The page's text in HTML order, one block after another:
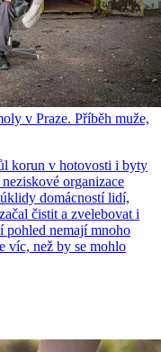
v Praze. Příběh muže,
korun v hotovosti i byty
organizace
domácností lidí,
čistit a zvelebovat i
pohled nemají mnoho
víc, než by se mohlo